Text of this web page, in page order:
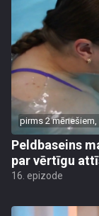
pirms 2
Peldbaseins
par vērtīgu
16. epizode